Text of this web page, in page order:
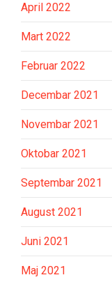
April 2022
Mart 2022
Februar 2022
Decembar 2021
Novembar 2021
Oktobar 2021
Septembar 2021
August 2021
Juni 2021
Maj 2021